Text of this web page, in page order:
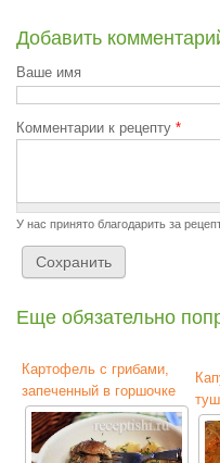
Добавить
Ваше имя
Комментарии к рецепту *
У нас принято благодарить за
Еще обязательно
Картофель с грибами,
запеченный в горшочке